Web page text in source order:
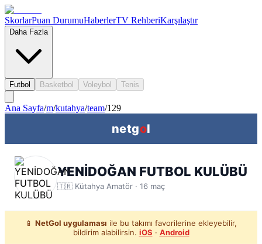
SkorlarPuan DurumuHaberlerTV RehberiKarşılaştır
Daha Fazla
Futbol Basketbol Voleybol Tenis
Ana Sayfa/m/kutahya/team/129
netgol
YENİDOĞAN FUTBOL KULÜBÜ
🇹🇷 Kütahya Amatör · 16 maç
📱 NetGol uygulaması ile bu takımı favorilerine ekleyebilir,
bildirim alabilirsin. iOS · Android